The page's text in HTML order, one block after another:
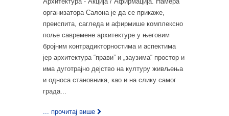
организатора Салона је да се прикаже,
преиспита, сагледа и афирмише комплексно
поље савремене архитектуре у његовим
бројним контрадикторностима и аспектима
јер архитектура “прави” и „заузима“ простор и
има дуготрајно дејство на културу живљења
и односа становника, као и на слику самог
града...
... прочитај више